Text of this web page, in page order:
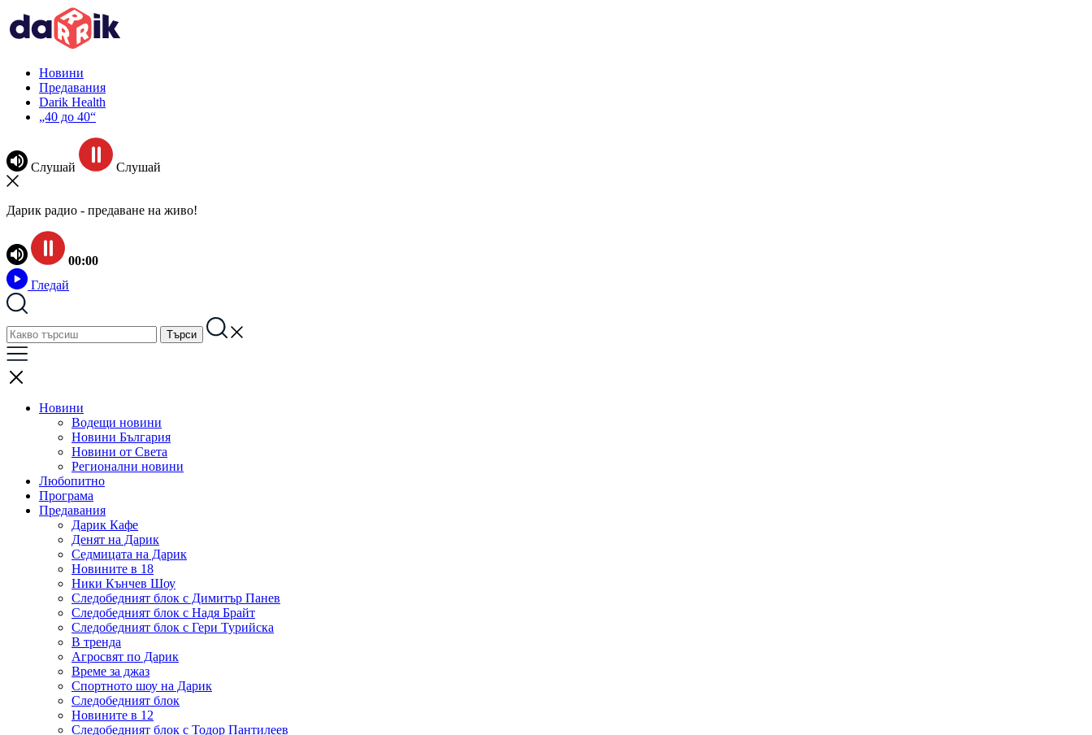
Новини
Предавания
Darik Health
„40 до 40“
Слушай Слушай
Дарик радио - предаване на живо!
00:00
Гледай
Новини
Водещи новини
Новини България
Новини от Света
Регионални новини
Любопитно
Програма
Предавания
Дарик Кафе
Денят на Дарик
Седмицата на Дарик
Новините в 18
Ники Кънчев Шоу
Следобедният блок с Димитър Панев
Следобедният блок с Надя Брайт
Следобедният блок с Гери Турийска
В тренда
Агросвят по Дарик
Време за джаз
Спортното шоу на Дарик
Следобедният блок
Новините в 12
Следобедният блок с Тодор Пантилеев